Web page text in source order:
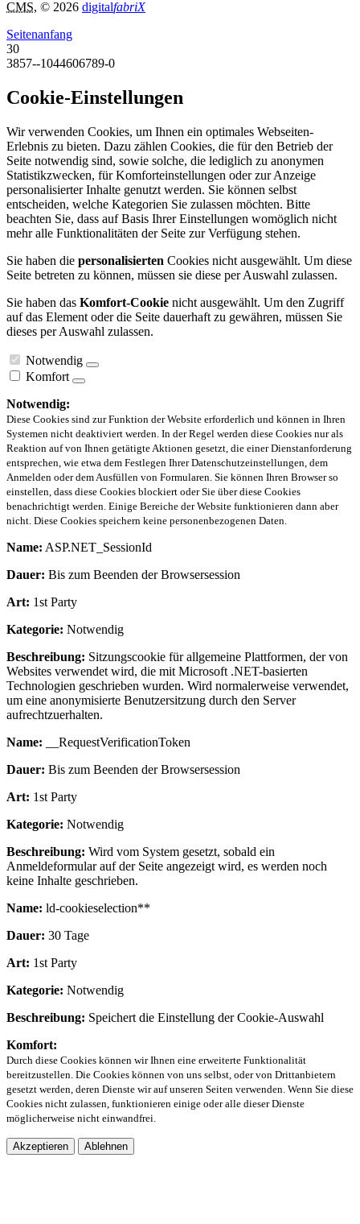
CMS, © 2026 digitalfabriX
Seitenanfang
30
3857--1044606789-0
Cookie-Einstellungen
Wir verwenden Cookies, um Ihnen ein optimales Webseiten-
Erlebnis zu bieten. Dazu zählen Cookies, die für den Betrieb der
Seite notwendig sind, sowie solche, die lediglich zu anonymen
Statistikzwecken, für Komforteinstellungen oder zur Anzeige
personalisierter Inhalte genutzt werden. Sie können selbst
entscheiden, welche Kategorien Sie zulassen möchten. Bitte
beachten Sie, dass auf Basis Ihrer Einstellungen womöglich nicht
mehr alle Funktionalitäten der Seite zur Verfügung stehen.
Sie haben die personalisierten Cookies nicht ausgewählt. Um diese
Seite betreten zu können, müssen sie diese per Auswahl zulassen.
Sie haben das Komfort-Cookie nicht ausgewählt. Um den Zugriff
auf das Element oder die Seite dauerhaft zu gewähren, müssen Sie
dieses per Auswahl zulassen.
Notwendig
Komfort
Notwendig:
Diese Cookies sind zur Funktion der Website erforderlich und können in Ihren
Systemen nicht deaktiviert werden. In der Regel werden diese Cookies nur als
Reaktion auf von Ihnen getätigte Aktionen gesetzt, die einer Dienstanforderung
entsprechen, wie etwa dem Festlegen Ihrer Datenschutzeinstellungen, dem
Anmelden oder dem Ausfüllen von Formularen. Sie können Ihren Browser so
einstellen, dass diese Cookies blockiert oder Sie über diese Cookies
benachrichtigt werden. Einige Bereiche der Website funktionieren dann aber
nicht. Diese Cookies speichern keine personenbezogenen Daten.
Name: ASP.NET_SessionId
Dauer: Bis zum Beenden der Browsersession
Art: 1st Party
Kategorie: Notwendig
Beschreibung: Sitzungscookie für allgemeine Plattformen, der von
Websites verwendet wird, die mit Microsoft .NET-basierten
Technologien geschrieben wurden. Wird normalerweise verwendet,
um eine anonymisierte Benutzersitzung durch den Server
aufrechtzuerhalten.
Name: __RequestVerificationToken
Dauer: Bis zum Beenden der Browsersession
Art: 1st Party
Kategorie: Notwendig
Beschreibung: Wird vom System gesetzt, sobald ein
Anmeldeformular auf der Seite angezeigt wird, es werden noch
keine Inhalte geschrieben.
Name: ld-cookieselection**
Dauer: 30 Tage
Art: 1st Party
Kategorie: Notwendig
Beschreibung: Speichert die Einstellung der Cookie-Auswahl
Komfort:
Durch diese Cookies können wir Ihnen eine erweiterte Funktionalität
bereitzustellen. Die Cookies können von uns selbst, oder von Drittanbietern
gesetzt werden, deren Dienste wir auf unseren Seiten verwenden. Wenn Sie diese
Cookies nicht zulassen, funktionieren einige oder alle dieser Dienste
möglicherweise nicht einwandfrei.
Akzeptieren Ablehnen